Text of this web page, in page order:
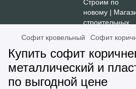
Софит кровельный Софит
Купить софит
металлический и
по выгодной цене